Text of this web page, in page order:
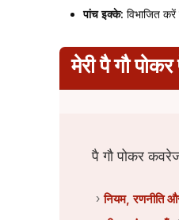
पांच इक्के: विभाजित
मेरी पै गौ
पै गौ पोकर
नियम, रणनीति